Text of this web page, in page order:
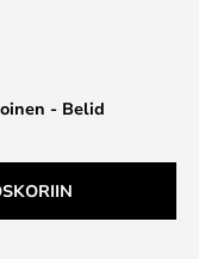
- Belid